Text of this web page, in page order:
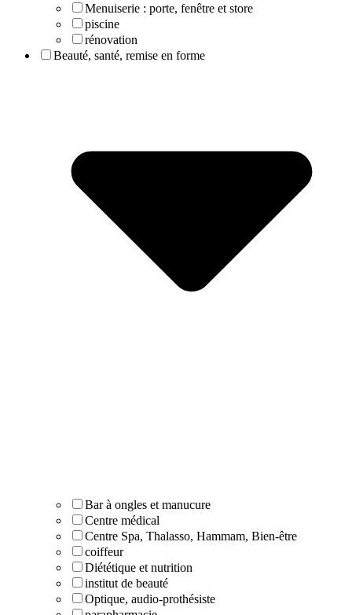
Menuiserie : porte, fenêtre et store
piscine
rénovation
Beauté, santé, remise en forme
Bar à ongles et manucure
Centre médical
Centre Spa, Thalasso, Hammam, Bien-être
coiffeur
Diététique et nutrition
institut de beauté
Optique, audio-prothésiste